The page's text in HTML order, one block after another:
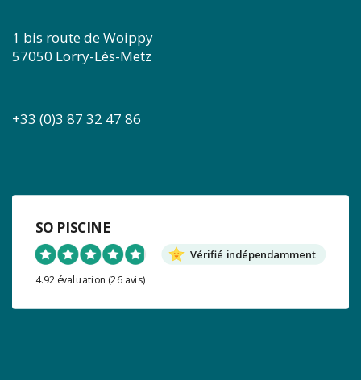
1 bis route de Woippy
57050 Lorry-Lès-Metz
+33 (0)3 87 32 47 86
SO PISCINE
Vérifié indépendamment
4.92 évaluation (26 avis)